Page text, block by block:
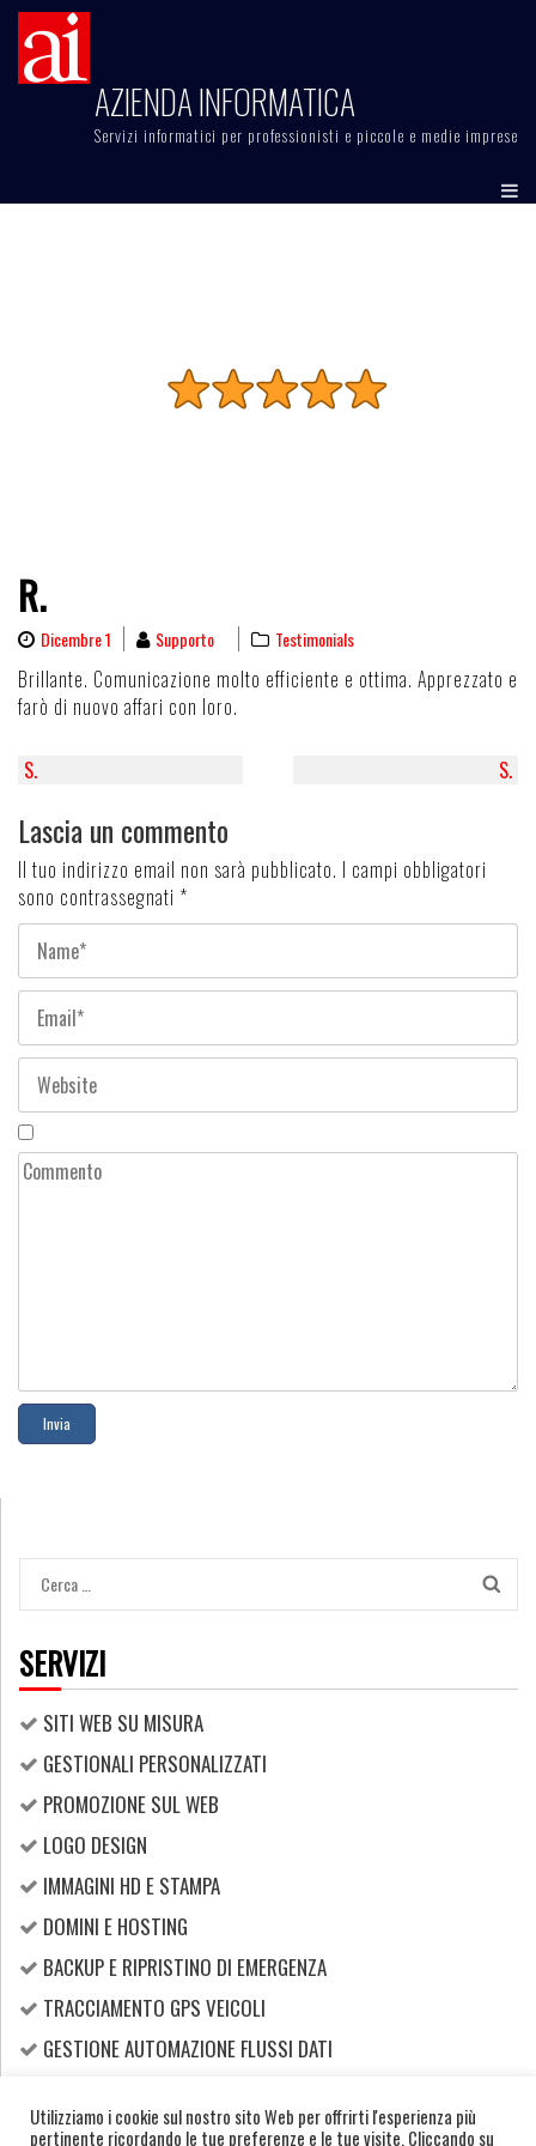
Skip
content
AZIENDA INFORMATICA
Servizi informatici per professionisti e piccole e medie imprese
R.
Dicembre 1 Supporto Testimonials
Brillante. Comunicazione molto efficiente e ottima. Apprezzato e
farò di nuovo affari con loro.
Navigazione
articoli
S. S.
Lascia un commento
Il tuo indirizzo email non sarà pubblicato. I campi obbligatori
sono contrassegnati *
Ricerca
per:
SERVIZI
SITI WEB SU MISURA
GESTIONALI PERSONALIZZATI
PROMOZIONE SUL WEB
LOGO DESIGN
IMMAGINI HD E STAMPA
DOMINI E HOSTING
BACKUP E RIPRISTINO DI EMERGENZA
TRACCIAMENTO GPS VEICOLI
GESTIONE AUTOMAZIONE FLUSSI DATI
CODICI QR PER VINO
Utilizziamo i cookie sul nostro sito Web per offrirti l'esperienza più
pertinente ricordando le tue preferenze e le tue visite. Cliccando su